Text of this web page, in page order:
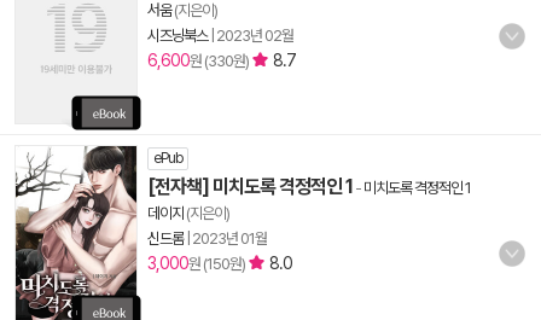
서움(지은이)
시즈닝북스| 2023년 02월
6,600원 (330원) 8.7
ePub
[전자책] 미치도록 격정적인 1 - 미치도록 격정적인 1
데이지 (지은이)
신드롬| 2023년 01월
3,000원 (150원) 8.0